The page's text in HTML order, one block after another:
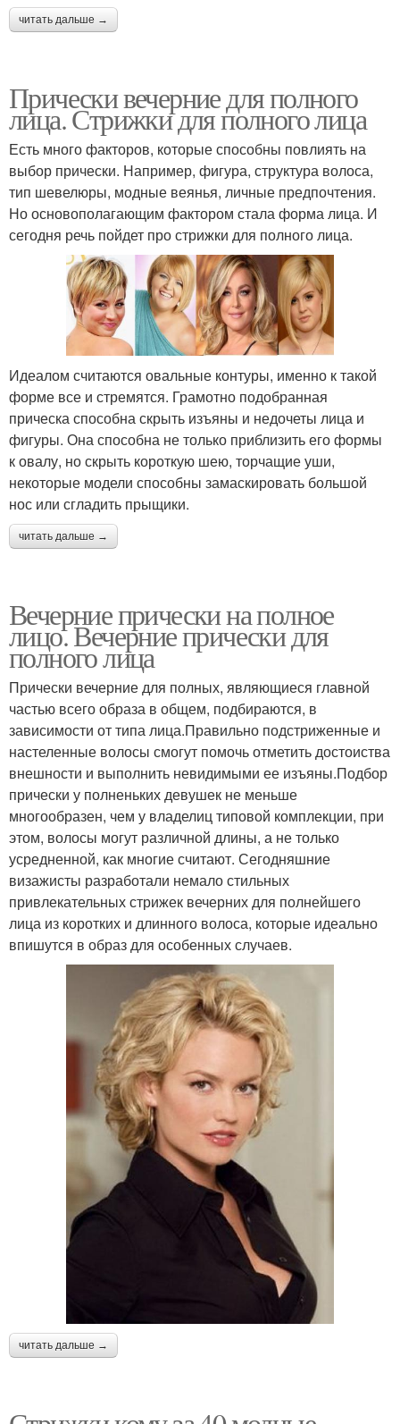
читать дальше →
Прически вечерние для полного
лица. Стрижки для полного лица
Есть много факторов, которые способны повлиять на
выбор прически. Например, фигура, структура волоса,
тип шевелюры, модные веянья, личные предпочтения.
Но основополагающим фактором стала форма лица. И
сегодня речь пойдет про стрижки для полного лица.
Идеалом считаются овальные контуры, именно к такой
форме все и стремятся. Грамотно подобранная
прическа способна скрыть изъяны и недочеты лица и
фигуры. Она способна не только приблизить его формы
к овалу, но скрыть короткую шею, торчащие уши,
некоторые модели способны замаскировать большой
нос или сгладить прыщики.
читать дальше →
Вечерние прически на полное
лицо. Вечерние прически для
полного лица
Прически вечерние для полных, являющиеся главной
частью всего образа в общем, подбираются, в
зависимости от типа лица.Правильно подстриженные и
настеленные волосы смогут помочь отметить достоиства
внешности и выполнить невидимыми ее изъяны.Подбор
прически у полненьких девушек не меньше
многообразен, чем у владелиц типовой комплекции, при
этом, волосы могут различной длины, а не только
усредненной, как многие считают. Сегодняшние
визажисты разработали немало стильных
привлекательных стрижек вечерних для полнейшего
лица из коротких и длинного волоса, которые идеально
впишутся в образ для особенных случаев.
читать дальше →